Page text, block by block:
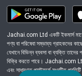
Jachai.com Ltd একটি ইকমার্স
পণ্য বা পরিষেবা সম্ভাব্য গ্রাহকদের
যেখানে বিভিন্ন ব্যবসা বা ব্যক্তি
বিক্রি করতে পারে। Jachai.com Ltd
এবং সাধারণত প্ল্যাটফর্মে সংঘটিত